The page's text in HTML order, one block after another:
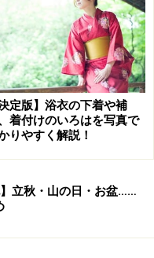
が京都から大宰府へ左
「東風吹かば にほいお
忘れそ」という有名
寄りの強い風。漁師が
といわれています。
二番」「春三番」もあ
決定版】浴衣の下着や補
着付けのいろはを写真で
りやすく解説！
】立秋・山の日・お盆……